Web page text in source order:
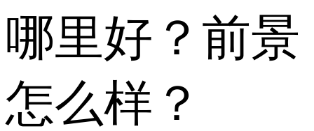
哪里好？前景
怎么样？